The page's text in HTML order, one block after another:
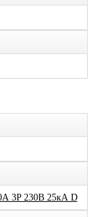
3P 230В 25кА D